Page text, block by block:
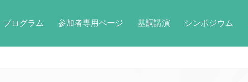
プログラム 参加者専用ページ 基調講演 シンポジウム